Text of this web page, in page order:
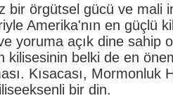
bir örgütsel gücü ve mali
Amerika'nın en güçlü
yoruma açık dine sahip
kilisesinin belki de en
Kısacası, Mormonluk
bir din.